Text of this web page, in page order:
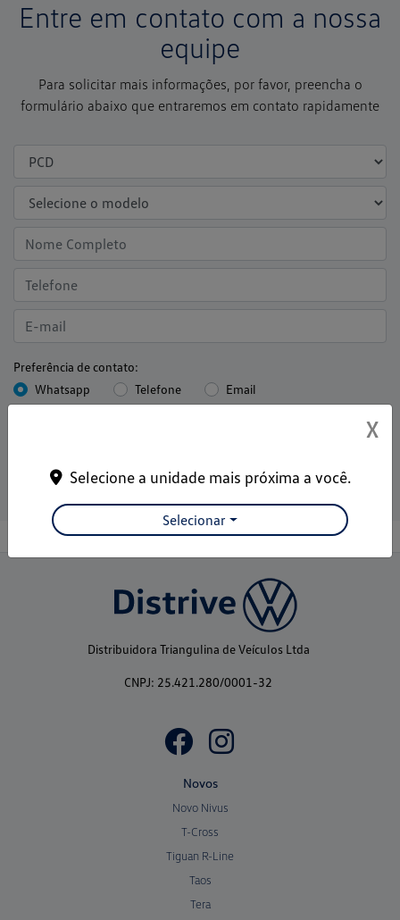
Entre em contato com a nossa
equipe
Para solicitar mais informações, por favor, preencha o
formulário abaixo que entraremos em contato rapidamente
Preferência de contato:
Whatsapp
Telefone Email
Entrar em contato
Distribuidora Triangulina de Veículos Ltda
CNPJ: 25.421.280/0001-32
Novos
Novo Nivus
T-Cross
Tiguan R-Line
Taos
Tera
X
Selecione a unidade mais próxima a você.
Selecionar